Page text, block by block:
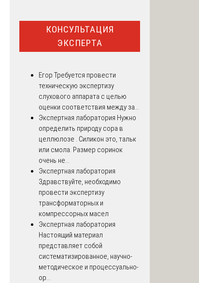
КОНСУЛЬТАЦИЯ
ЭКСПЕРТА
Егор Требуется провести
техническую экспертизу
слухового аппарата с целью
оценки соответствия между за...
Экспертная лаборатория Нужно
определить природу сора в
целлюлозе . Силикон это, тальк
или смола. Размер соринок
очень не...
Экспертная лаборатория
Здравствуйте, необходимо
провести экспертизу
трансформаторных и
компрессорных масел
Экспертная лаборатория
Настоящий материал
представляет собой
систематизированное, научно-
методическое и процессуально-
ор...